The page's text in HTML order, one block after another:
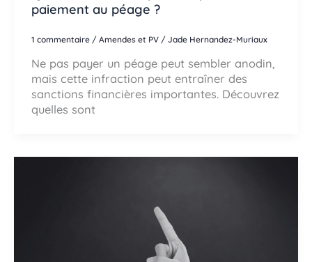
paiement au péage ?
1 commentaire / Amendes et PV/ Jade Hernandez-Muriaux
Ne pas payer un péage peut sembler anodin,
mais cette infraction peut entraîner des
sanctions financières importantes. Découvrez
quelles sont